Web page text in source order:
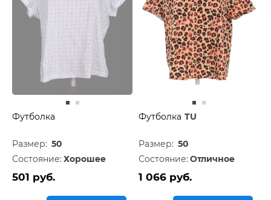
Футболка
Размер: 50
Состояние: Хорошее
501 руб.
Футболка TU
Размер: 50
Состояние: Отличное
1 066 руб.